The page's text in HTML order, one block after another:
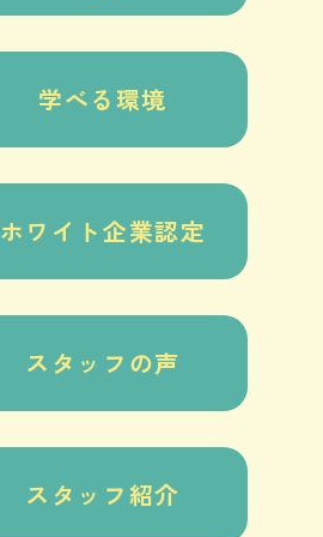
学べる環境
ホワイト企業認定
スタッフの声
スタッフ紹介